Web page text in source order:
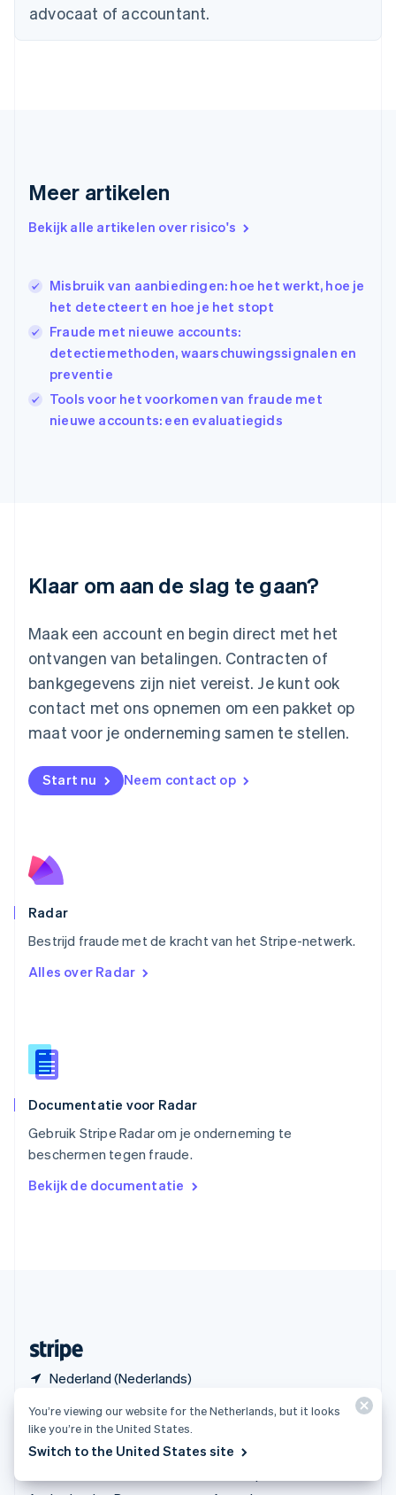
advocaat of accountant.
Meer artikelen
Bekijk alle artikelen over risico's
Misbruik van aanbiedingen: hoe het werkt, hoe je
het detecteert en hoe je het stopt
Fraude met nieuwe accounts:
detectiemethoden, waarschuwingssignalen en
preventie
Tools voor het voorkomen van fraude met
nieuwe accounts: een evaluatiegids
Klaar om aan de slag te gaan?
Maak een account en begin direct met het
ontvangen van betalingen. Contracten of
bankgegevens zijn niet vereist. Je kunt ook
contact met ons opnemen om een pakket op
maat voor je onderneming samen te stellen.
Start nu Neem contact op
Radar
Bestrijd fraude met de kracht van het Stripe-netwerk.
Alles over Radar
Documentatie voor Radar
Gebruik Stripe Radar om je onderneming te
beschermen tegen fraude.
Bekijk de documentatie
Nederland (Nederlands)
Finland
EnglishSvenska
English
Hongkong SAR, China
English简体中文
Ierland
English
Italië
ItalianoEnglish
Japan
Kroatië
EnglishItaliano
Letland
English简体中文
Mexico
EspañolEnglish
Nederland
NederlandsEnglish
Nieuw-Zeeland
English
Noorwegen
Oostenrijk
DeutschEnglish
Português
Roemenië
Singapore
English简体中文
EnglishItaliano
Español
Thailand
Tsjechië
Vasteland van China
简体中文English
English
Producten en tarieven
Tarieven
Oplossingen
Grote ondernemingen
You’re viewing our website for the Netherlands, but it looks
like you’re in the United States.
Switch to the United States site